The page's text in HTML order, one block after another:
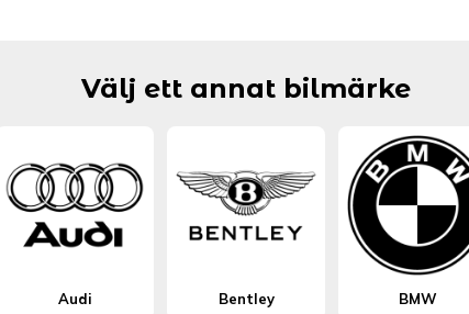
Välj ett annat bilmärke
Audi Bentley BMW